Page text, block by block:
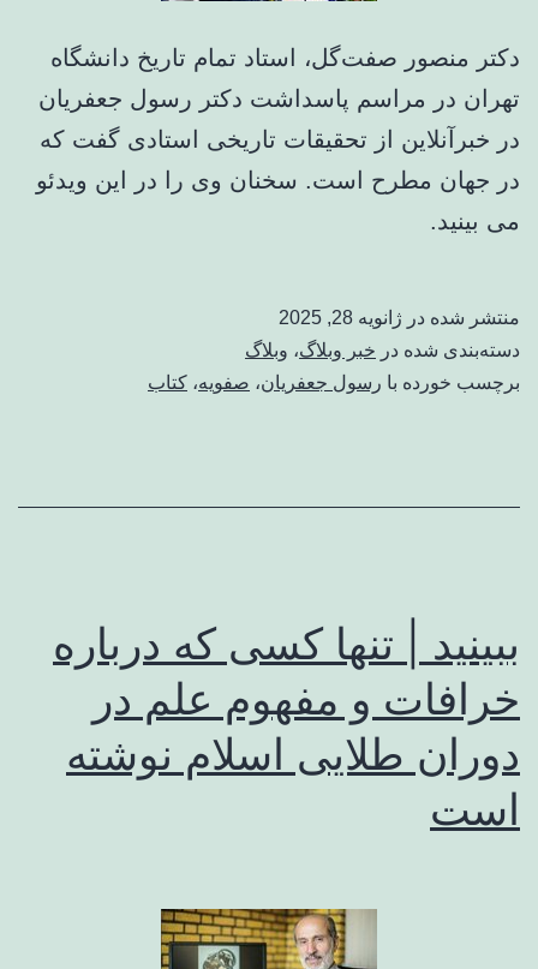
دکتر منصور صفت‌گل، استاد تمام تاریخ دانشگاه
تهران در مراسم پاسداشت دکتر رسول جعفریان
در خبرآنلاین از تحقیقات تاریخی استادی گفت که
در جهان مطرح است. سخنان وی را در این ویدئو
می بینید.
منتشر شده در ژانویه 28, 2025
دسته‌بندی شده در خبر وبلاگ، وبلاگ
برچسب خورده با رسول جعفریان، صفویه، کتاب
ببینید | تنها کسی که درباره
خرافات و مفهوم علم در
دوران طلایی اسلام نوشته
است